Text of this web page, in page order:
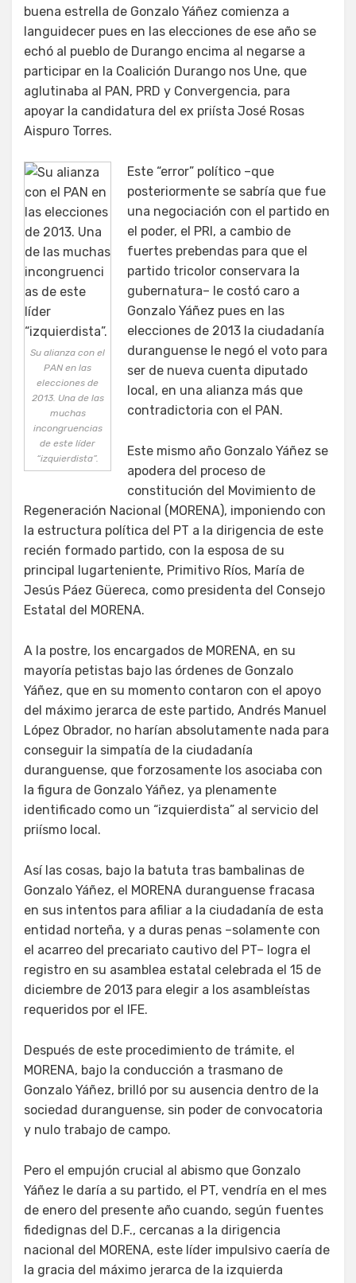
buena estrella de Gonzalo Yáñez comienza a
languidecer pues en las elecciones de ese año se
echó al pueblo de Durango encima al negarse a
participar en la Coalición Durango nos Une, que
aglutinaba al PAN, PRD y Convergencia, para
apoyar la candidatura del ex priísta José Rosas
Aispuro Torres.
Su alianza con el
PAN en las
elecciones de
2013. Una de las
muchas
incongruencias
de este líder
“izquierdista”.
Este “error” político –que
posteriormente se sabría que fue
una negociación con el partido en
el poder, el PRI, a cambio de
fuertes prebendas para que el
partido tricolor conservara la
gubernatura– le costó caro a
Gonzalo Yáñez pues en las
elecciones de 2013 la ciudadanía
duranguense le negó el voto para
ser de nueva cuenta diputado
local, en una alianza más que
contradictoria con el PAN.
Este mismo año Gonzalo Yáñez se
apodera del proceso de
constitución del Movimiento de
Regeneración Nacional (MORENA), imponiendo con
la estructura política del PT a la dirigencia de este
recién formado partido, con la esposa de su
principal lugarteniente, Primitivo Ríos, María de
Jesús Páez Güereca, como presidenta del Consejo
Estatal del MORENA.
A la postre, los encargados de MORENA, en su
mayoría petistas bajo las órdenes de Gonzalo
Yáñez, que en su momento contaron con el apoyo
del máximo jerarca de este partido, Andrés Manuel
López Obrador, no harían absolutamente nada para
conseguir la simpatía de la ciudadanía
duranguense, que forzosamente los asociaba con
la figura de Gonzalo Yáñez, ya plenamente
identificado como un “izquierdista” al servicio del
priísmo local.
Así las cosas, bajo la batuta tras bambalinas de
Gonzalo Yáñez, el MORENA duranguense fracasa
en sus intentos para afiliar a la ciudadanía de esta
entidad norteña, y a duras penas –solamente con
el acarreo del precariato cautivo del PT– logra el
registro en su asamblea estatal celebrada el 15 de
diciembre de 2013 para elegir a los asambleístas
requeridos por el IFE.
Después de este procedimiento de trámite, el
MORENA, bajo la conducción a trasmano de
Gonzalo Yáñez, brilló por su ausencia dentro de la
sociedad duranguense, sin poder de convocatoria
y nulo trabajo de campo.
Pero el empujón crucial al abismo que Gonzalo
Yáñez le daría a su partido, el PT, vendría en el mes
de enero del presente año cuando, según fuentes
fidedignas del D.F., cercanas a la dirigencia
nacional del MORENA, este líder impulsivo caería de
la gracia del máximo jerarca de la izquierda